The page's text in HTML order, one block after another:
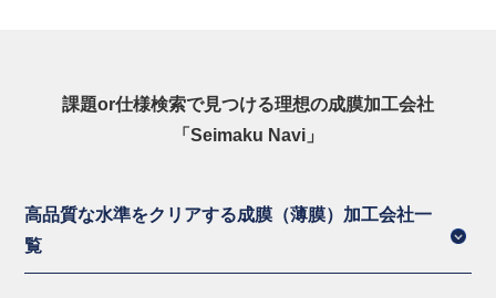
課題or仕様検索で見つける理想の成膜加工会社
「Seimaku Navi」
高品質な水準をクリアする成膜（薄膜）加工会社一
覧